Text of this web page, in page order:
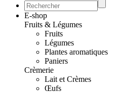
E-shop
Fruits & Légumes
Fruits
Légumes
Plantes aromatiques
Paniers
Crèmerie
Lait et Crèmes
Œufs